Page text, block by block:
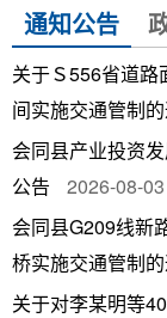
通知公告
关于Ｓ556省道路
间实施交通管制
会同县产业投资
公告
2026-08-03
会同县G209线新
桥实施交通管制
关于对李某明等